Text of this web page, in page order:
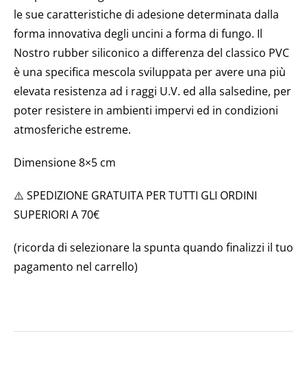
le sue caratteristiche di adesione determinata dalla
forma innovativa degli uncini a forma di fungo. Il
Nostro rubber siliconico a differenza del classico PVC
è una specifica mescola sviluppata per avere una più
elevata resistenza ad i raggi U.V. ed alla salsedine, per
poter resistere in ambienti impervi ed in condizioni
atmosferiche estreme.
Dimensione 8×5 cm
⚠️ SPEDIZIONE GRATUITA PER TUTTI GLI ORDINI
SUPERIORI A 70€
(ricorda di selezionare la spunta quando finalizzi il tuo
pagamento nel carrello)